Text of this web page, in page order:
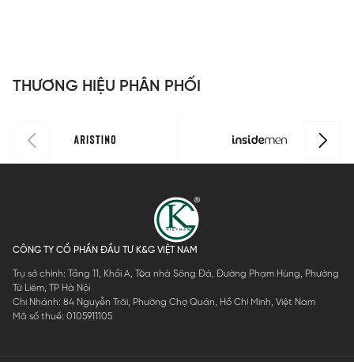
THƯƠNG HIỆU PHÂN PHỐI
CÔNG TY CỔ PHẦN ĐẦU TƯ K&G VIỆT NAM
Trụ sở chính: Tầng 11, Khối A, Tòa nhà Sông Đà, Đường Phạm Hùng, Phường
Từ Liêm, TP Hà Nội
Chi Nhánh: 84 Nguyễn Trãi, Phường Chợ Quán, Hồ Chí Minh, Việt Nam
Mã số thuế: 0105911105